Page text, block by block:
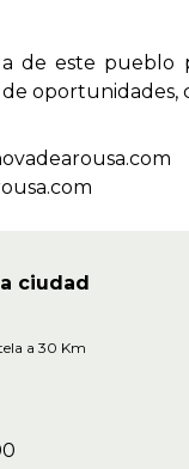
de este pueblo
oportunidades,
ciudad
a 30 Km